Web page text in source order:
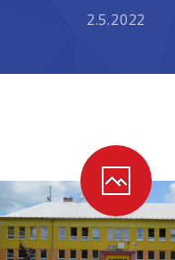
Mateřská škola
-- Organizace školního roku MŠ
-- Zápis dětí do MŠ
-- Nadstandardní činnosti
2.5.2022